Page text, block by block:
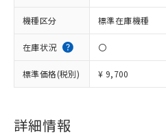
機種区分 標準在庫機種
在庫状況 〇
標準価格(税別) ¥ 9,700
詳細情報